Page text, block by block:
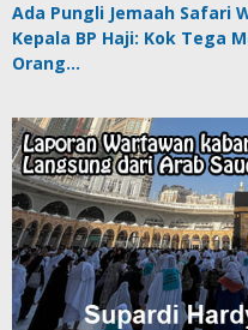
Ada Pungli Jemaah Safari
Kepala BP Haji: Kok Tega
Orang…